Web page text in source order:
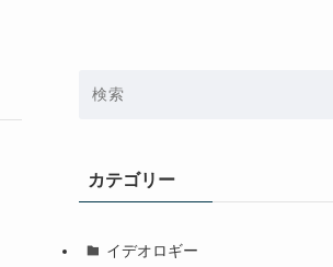
カテゴリー
イデオロギー